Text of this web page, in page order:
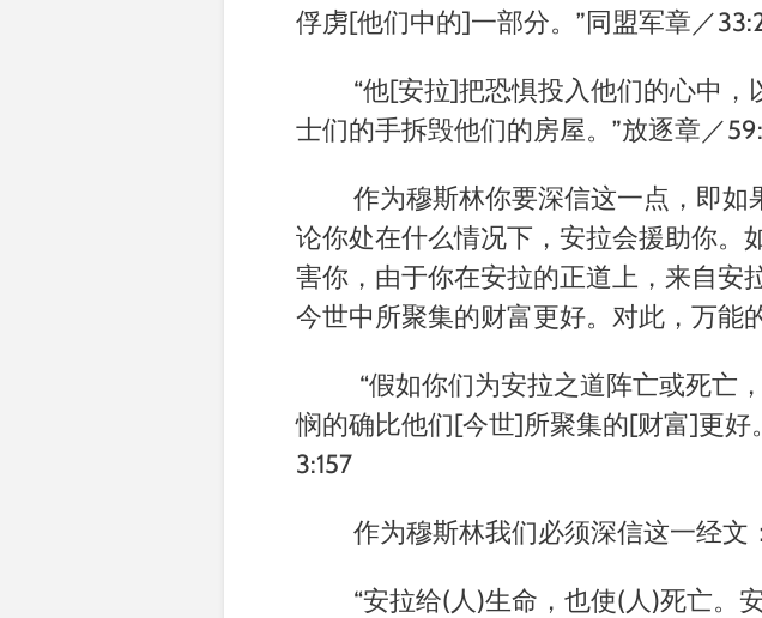
俘虏[他们中的]一部分。 ”同盟军章／
“他[安拉]把恐惧投入他们的心中，
士们的手拆毁他们的房屋。 ”放逐章／
作为穆斯林你要深信这一点，即如
论你处在什么情况下，安拉会援助你。
害你，由于你在安拉的正道上，来自安
今世中所聚集的财富更好。对此，万能
“假如你们为安拉之道阵亡或死亡
悯的确比他们[今世]所聚集的[财富]更好。
3:157
作为穆斯林我们必须深信这一经文
“安拉给(人)生命，也使(人)死亡。